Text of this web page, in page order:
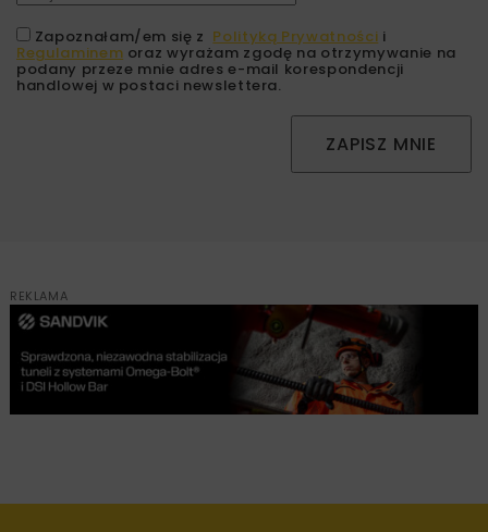
Zapoznałam/em się z Polityką Prywatności i
Regulaminem oraz wyrażam zgodę na otrzymywanie na
podany przeze mnie adres e-mail korespondencji
handlowej w postaci newslettera.
ZAPISZ MNIE
REKLAMA